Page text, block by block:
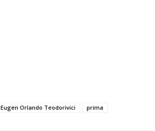
Eugen Orlando Teodorivici prima